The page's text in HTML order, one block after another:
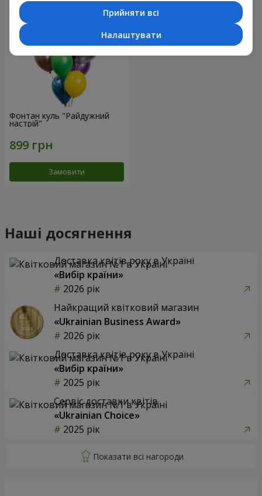
Фонтан куль "Райдужний
настрій"
Замовити
Наші досягнення
Доставка квітів року в Україні
«Вибір країни»
2026 рік
Найкращий квітковий магазин
«Ukrainian Business Award»
2026 рік
Доставка квітів року в Україні
«Вибір країни»
2025 рік
Сервіс доставки квітів
«Ukrainian Choice»
2025 рік
Прийняти всі
Налаштувати